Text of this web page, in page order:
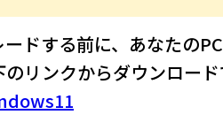
ドする前に、あなたの
リンクからダウンロード